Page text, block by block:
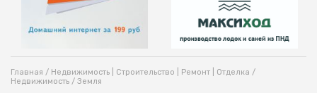
Главная / Недвижимость | Строительство | Ремонт | Отделка /
Недвижимость / Земля